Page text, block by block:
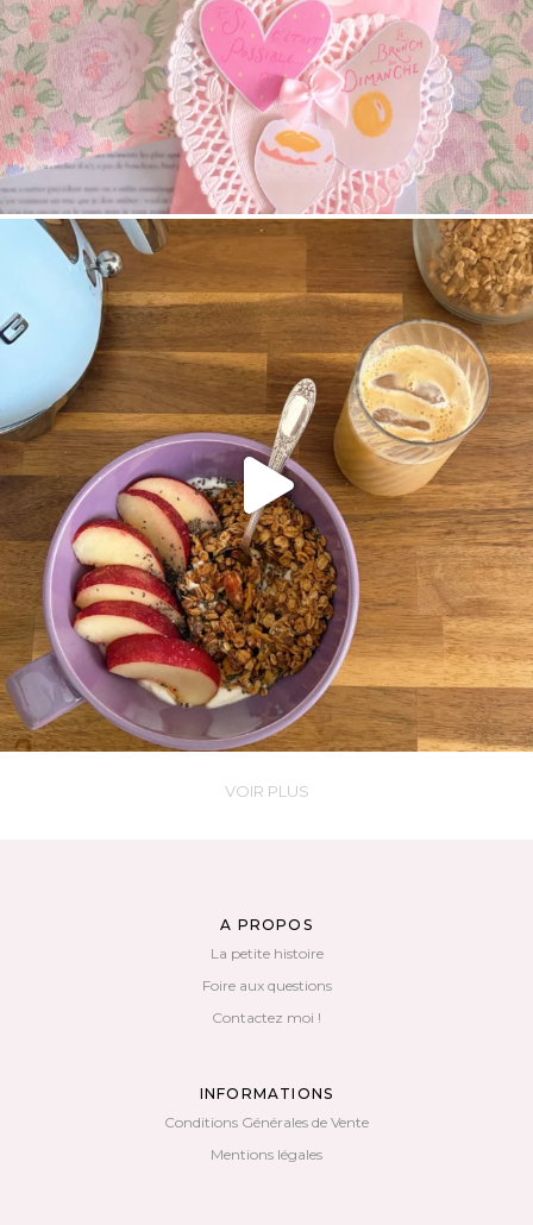
VOIR PLUS
A PROPOS
La petite histoire
Foire aux questions
Contactez moi !
INFORMATIONS
Conditions Générales de Vente
Mentions légales